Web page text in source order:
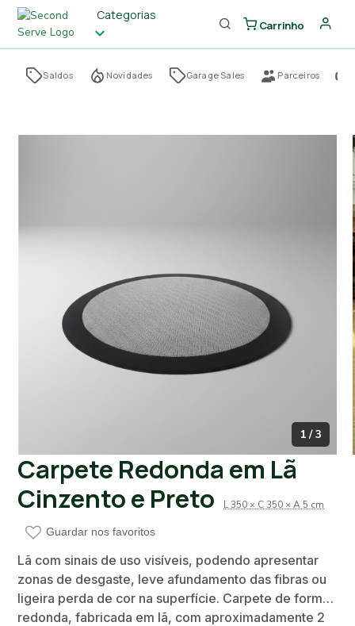
Categorias
Carrinho
Saldos Novidades Garage Sales Parceiros
1 / 3
Carpete Redonda em Lã
Cinzento e Preto
L 350 × C 350 × A 5 cm
Guardar nos favoritos
Lã com sinais de uso visíveis, podendo apresentar
zonas de desgaste, leve afundamento das fibras ou
ligeira perda de cor na superfície. Carpete de forma
redonda, fabricada em lã, com aproximadamente 2